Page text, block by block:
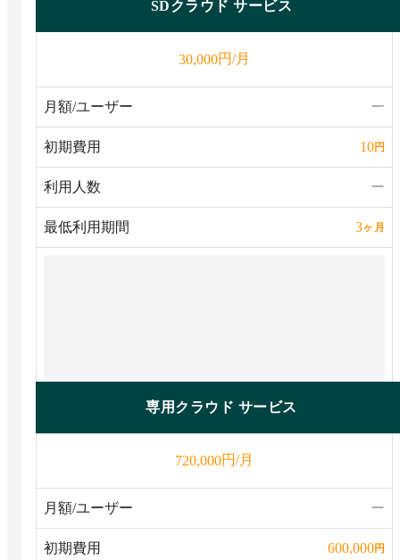
SDクラウド サービス
30,000円/月
月額/ユーザー ー
初期費用 10円
利用人数 ー
最低利用期間 3ヶ月
専用クラウド サービス
720,000円/月
月額/ユーザー ー
初期費用 600,000円